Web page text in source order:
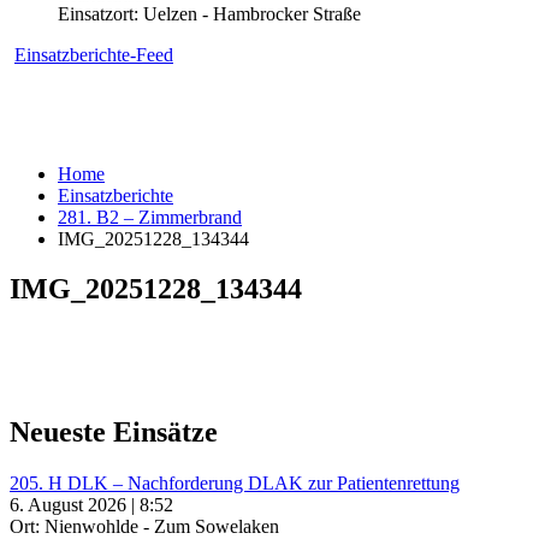
Einsatzort: Uelzen - Hambrocker Straße
Einsatzberichte-Feed
Home
Einsatzberichte
281. B2 – Zimmerbrand
IMG_20251228_134344
IMG_20251228_134344
Neueste Einsätze
205. H DLK – Nachforderung DLAK zur Patientenrettung
6. August 2026 | 8:52
Ort: Nienwohlde - Zum Sowelaken